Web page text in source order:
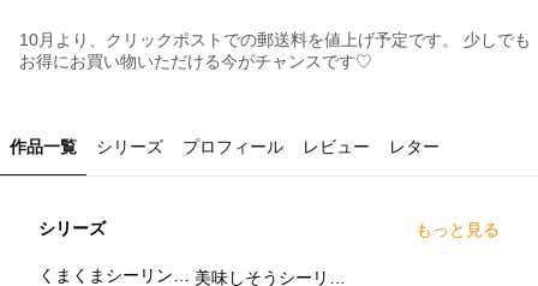
10月より、クリックポストでの郵送料を値上げ予定です。 少しでも
お得にお買い物いただける今がチャンスです♡
作品一覧 シリーズ プロフィール レビュー レター
シリーズ もっと見る